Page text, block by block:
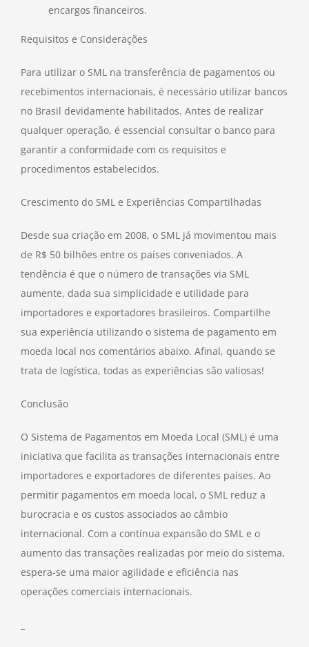
encargos financeiros.
Requisitos e Considerações
Para utilizar o SML na transferência de pagamentos ou
recebimentos internacionais, é necessário utilizar bancos
no Brasil devidamente habilitados. Antes de realizar
qualquer operação, é essencial consultar o banco para
garantir a conformidade com os requisitos e
procedimentos estabelecidos.
Crescimento do SML e Experiências Compartilhadas
Desde sua criação em 2008, o SML já movimentou mais
de R$ 50 bilhões entre os países conveniados. A
tendência é que o número de transações via SML
aumente, dada sua simplicidade e utilidade para
importadores e exportadores brasileiros. Compartilhe
sua experiência utilizando o sistema de pagamento em
moeda local nos comentários abaixo. Afinal, quando se
trata de logística, todas as experiências são valiosas!
Conclusão
O Sistema de Pagamentos em Moeda Local (SML) é uma
iniciativa que facilita as transações internacionais entre
importadores e exportadores de diferentes países. Ao
permitir pagamentos em moeda local, o SML reduz a
burocracia e os custos associados ao câmbio
internacional. Com a contínua expansão do SML e o
aumento das transações realizadas por meio do sistema,
espera-se uma maior agilidade e eficiência nas
operações comerciais internacionais.